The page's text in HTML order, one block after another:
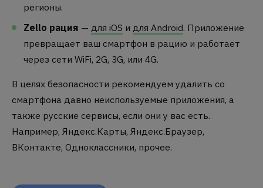
регионы.
Zello рация — для iOS и для Android. Приложение
превращает ваш смартфон в рацию и работает
через сети WiFi, 2G, 3G, или 4G.
В целях безопасности рекомендуем удалить со
смартфона давно неиспользуемые приложения, а
также русские сервисы, если они у вас есть.
Например, Яндекс.Карты, Яндекс.Браузер,
ВКонтакте, Одноклассники, прочее.